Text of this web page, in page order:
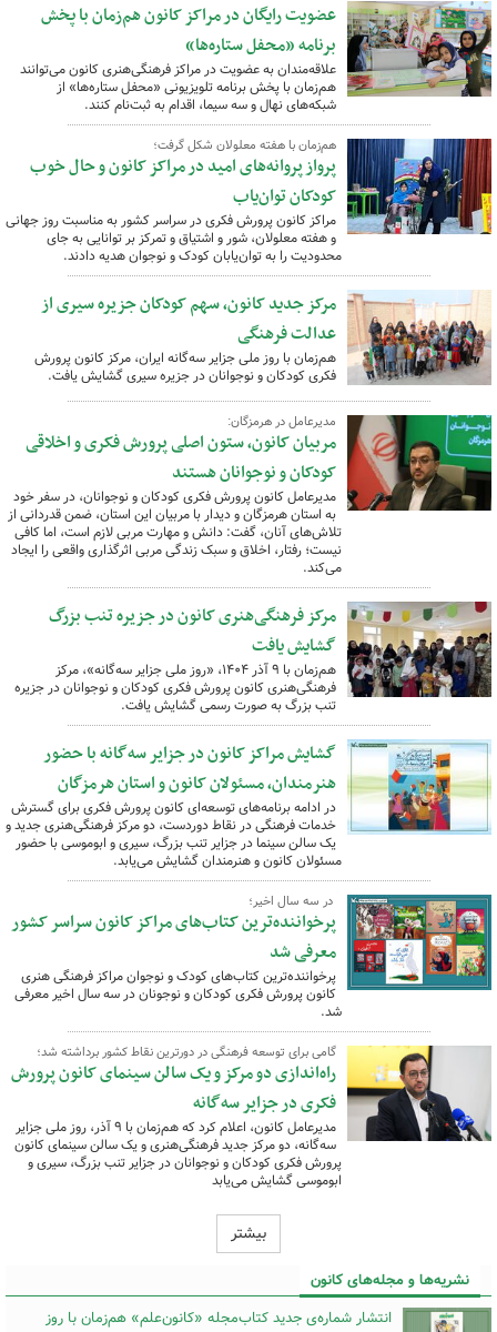
عضویت رایگان در مراکز کانون هم‌زمان با پخش
برنامه «محفل ستاره‌ها»
علاقه‌مندان به عضویت در مراکز فرهنگی‌هنری کانون می‌توانند
هم‌زمان با پخش برنامه تلویزیونی «محفل ستاره‌ها» از
شبکه‌های نهال و سه سیما، اقدام به ثبت‌نام کنند.
هم‌زمان با هفته معلولان شکل گرفت؛
پرواز پروانه‌های امید در مراکز کانون و حال خوب
کودکان توان‌یاب
مراکز کانون پرورش فکری در سراسر کشور به مناسبت روز جهانی
و هفته معلولان، شور و اشتیاق و تمرکز بر توانایی به جای
محدودیت را به توان‌یابان کودک و نوجوان هدیه دادند.
مرکز جدید کانون، سهم کودکان جزیره سیری از
عدالت فرهنگی
هم‌زمان با روز ملی جزایر سه‌گانه ایران، مرکز کانون پرورش
فکری کودکان و نوجوانان در جزیره سیری گشایش یافت.
مدیرعامل در هرمزگان:
مربیان کانون، ستون اصلی پرورش فکری و اخلاقی
کودکان و نوجوانان هستند
مدیرعامل کانون پرورش فکری کودکان و نوجوانان، در سفر خود
به استان هرمزگان و دیدار با مربیان این استان، ضمن قدردانی از
تلاش‌های آنان، گفت: دانش و مهارت مربی لازم است، اما کافی
نیست؛ رفتار، اخلاق و سبک زندگی مربی اثرگذاری واقعی را ایجاد
می‌کند.
مرکز فرهنگی‌هنری کانون در جزیره تنب بزرگ
گشایش یافت
هم‌زمان با ۹ آذر ۱۴۰۴، «روز ملی جزایر سه‌گانه»، مرکز
فرهنگی‌هنری کانون پرورش فکری کودکان و نوجوانان در جزیره
تنب بزرگ به صورت رسمی گشایش یافت.
گشایش مراکز کانون در جزایر سه‌گانه با حضور
هنرمندان، مسئولان کانون و استان هرمزگان
در ادامه برنامه‌های توسعه‌ای کانون پرورش فکری برای گسترش
خدمات فرهنگی در نقاط دوردست، دو مرکز فرهنگی‌هنری جدید و
یک سالن سینما در جزایر تنب بزرگ، سیری و ابوموسی با حضور
مسئولان کانون و هنرمندان گشایش می‌یابد.
در سه سال اخیر؛
پرخواننده‌ترین کتاب‌های مراکز کانون سراسر کشور
معرفی شد
پرخواننده‌ترین کتاب‌های کودک و نوجوان مراکز فرهنگی هنری
کانون پرورش فکری کودکان و نوجونان در سه سال اخیر معرفی
شد.
گامی برای توسعه فرهنگی در دورترین نقاط کشور برداشته شد؛
راه‌اندازی دو مرکز و یک سالن سینمای کانون پرورش
فکری در جزایر سه‌گانه
مدیرعامل کانون، اعلام کرد که هم‌زمان با ۹ آذر، روز ملی جزایر
سه‌گانه، دو مرکز جدید فرهنگی‌هنری و یک سالن سینمای کانون
پرورش فکری کودکان و نوجوانان در جزایر تنب بزرگ، سیری و
ابوموسی گشایش می‌یابد
بیشتر
نشریه‌ها و مجله‌های کانون
انتشار شماره‌ی جدید کتاب‌مجله «کانون‌علم» هم‌زمان با روز